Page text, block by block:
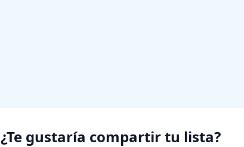
¿Te gustaría compartir tu lista?